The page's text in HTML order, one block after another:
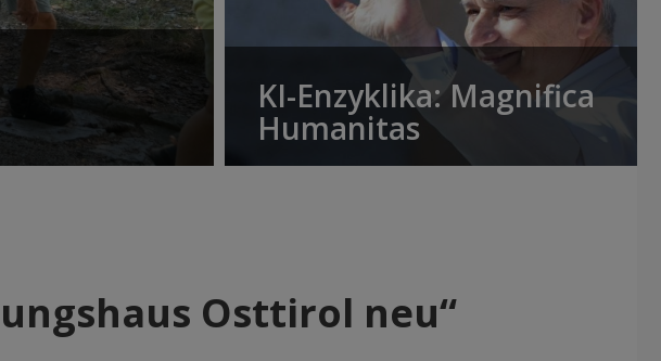
KI-Enzyklika: Magnifica
Humanitas
Osttirol neu“